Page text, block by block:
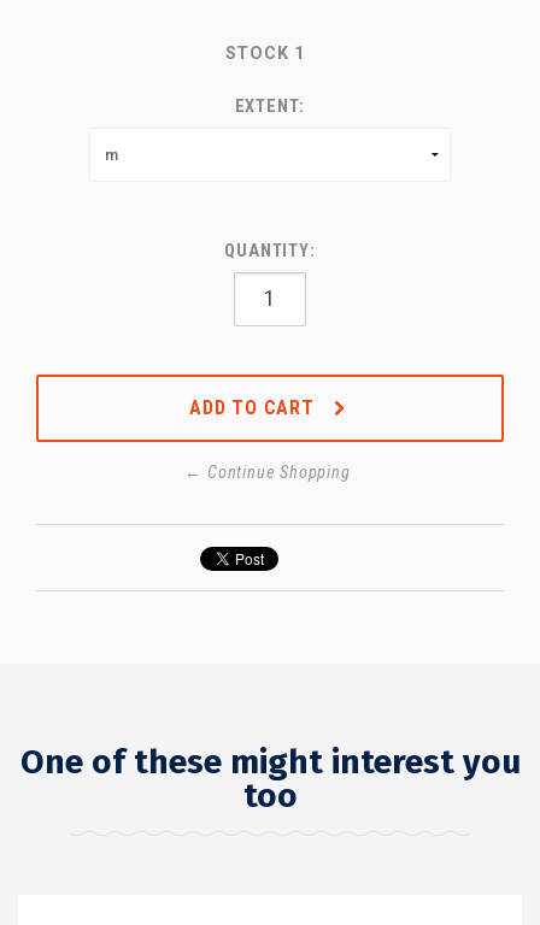
STOCK 1
EXTENT:
QUANTITY:
ADD TO CART
← Continue Shopping
One of these might interest you
too